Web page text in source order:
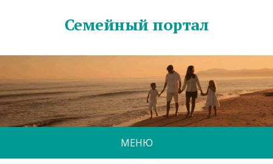
Семейный портал
МЕНЮ